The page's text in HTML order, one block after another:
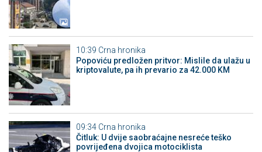
10:39 Crna hronika
Popoviću predložen pritvor: Mislile da ulažu u
kriptovalute, pa ih prevario za 42.000 KM
09:34 Crna hronika
Čitluk: U dvije saobraćajne nesreće teško
povrijeđena dvojica motociklista